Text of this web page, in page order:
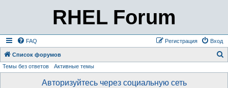
RHEL Forum
FAQ Вход
Регистрация
Список форумов
Темы без ответов Активные темы
Авторизуйтесь через социальную сеть